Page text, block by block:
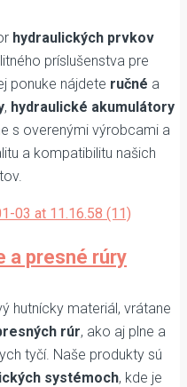
hydraulických prvkov
príslušenstva pre
ponuke nájdete ručné a
, hydraulické akumulátory
s overenými výrobcami a
a kompatibilitu našich
a presné rúry
hutnícky materiál, vrátane
rúr, ako aj plne a
tyčí. Naše produkty sú
systémoch, kde je